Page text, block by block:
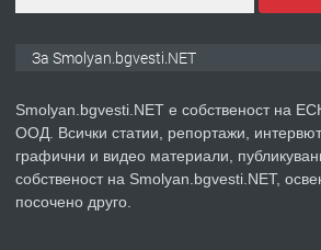
ПРЕДЛАГА КЪЩА В МАРОНЯ
За Smolyan.bgvesti.NET
Smolyan.bgvesti.NET е собственост на
ООД. Всички статии, репортажи,
графични и видео материали,
собственост на Smolyan.bgvesti.NET,
посочено друго.